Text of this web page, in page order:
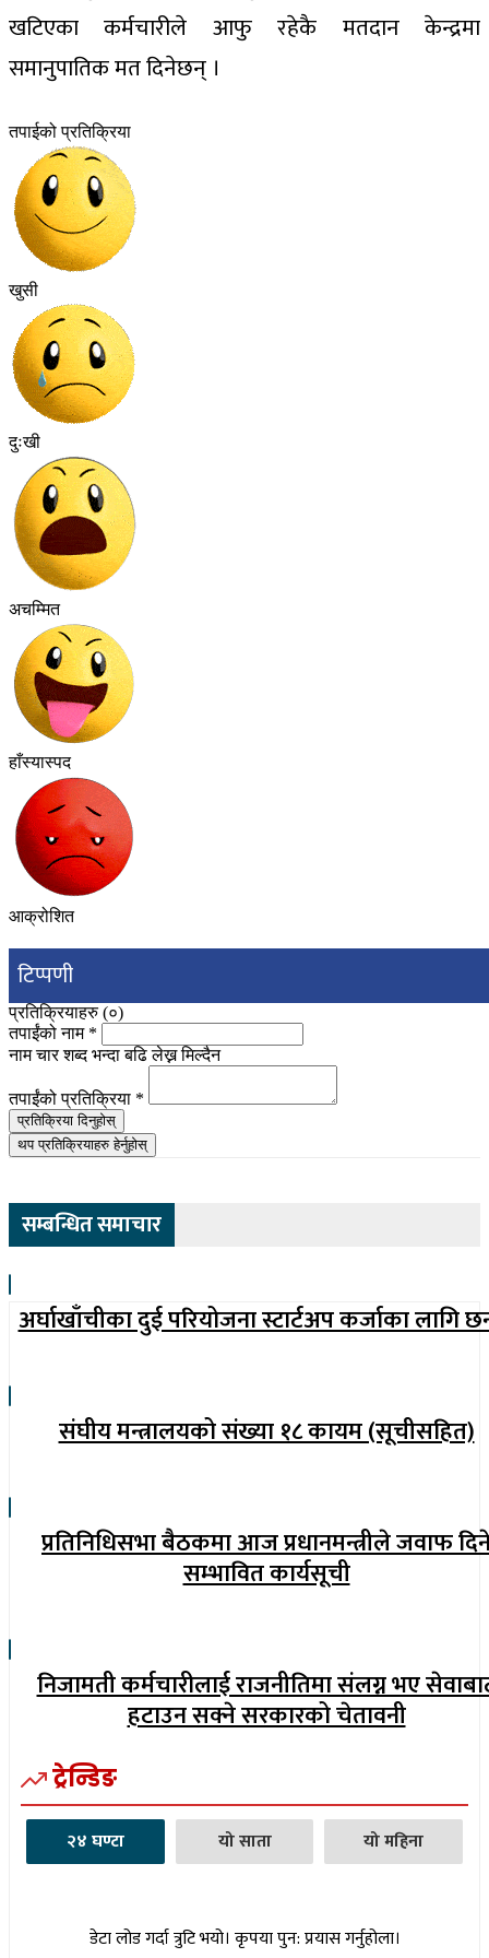
खटिएका कर्मचारीले आफु रहेकै मतदान केन्द्रमा
समानुपातिक मत दिनेछन् ।
तपाईको प्रतिक्रिया
खुसी
दुःखी
अचम्मित
हाँस्यास्पद
आक्रोशित
टिप्पणी
प्रतिक्रियाहरु (०)
तपाईंको नाम *
नाम चार शब्द भन्दा बढि लेख्न मिल्दैन
तपाईंको प्रतिक्रिया *
प्रतिक्रिया दिनुहोस्
थप प्रतिक्रियाहरु हेर्नुहोस्
सम्बन्धित समाचार
अर्घाखाँचीका दुई परियोजना स्टार्टअप कर्जाका लागि
संघीय मन्त्रालयको संख्या १८ कायम (सूचीसहित)
प्रतिनिधिसभा बैठकमा आज प्रधानमन्त्रीले जवाफ
सम्भावित कार्यसूची
निजामती कर्मचारीलाई राजनीतिमा संलग्न भए
हटाउन सक्ने सरकारको चेतावनी
ट्रेन्डिङ
२४ घण्टा यो साता यो महिना
डेटा लोड गर्दा त्रुटि भयो। कृपया पुन: प्रयास गर्नुहोला।